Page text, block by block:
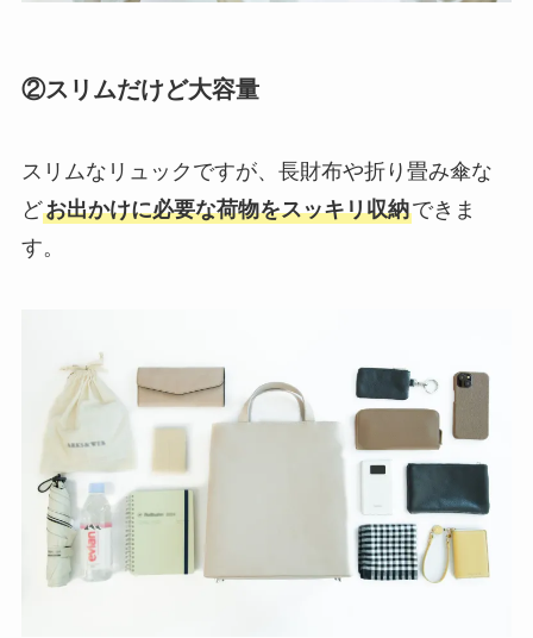
②スリムだけど大容量
スリムなリュックですが、長財布や折り畳み傘な
どお出かけに必要な荷物をスッキリ収納できま
す。